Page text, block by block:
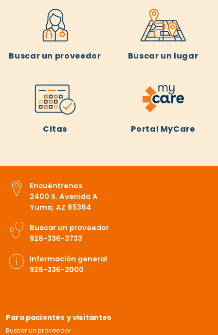
Buscar un proveedor Buscar un lugar
Citas Portal MyCare
Encuéntrenos
2400 S. Avenida A
Yuma, AZ 85364
Buscar un proveedor
928-336-3733
Información general
928-336-2000
Para pacientes y visitantes
Buscar un proveedor